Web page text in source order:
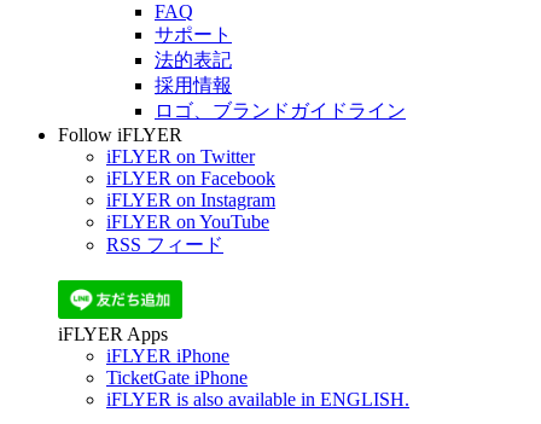
FAQ
サポート
法的表記
採用情報
ロゴ、ブランドガイドライン
Follow iFLYER
iFLYER on Twitter
iFLYER on Facebook
iFLYER on Instagram
iFLYER on YouTube
RSS フィード
iFLYER Apps
iFLYER iPhone
TicketGate iPhone
iFLYER is also available in ENGLISH.